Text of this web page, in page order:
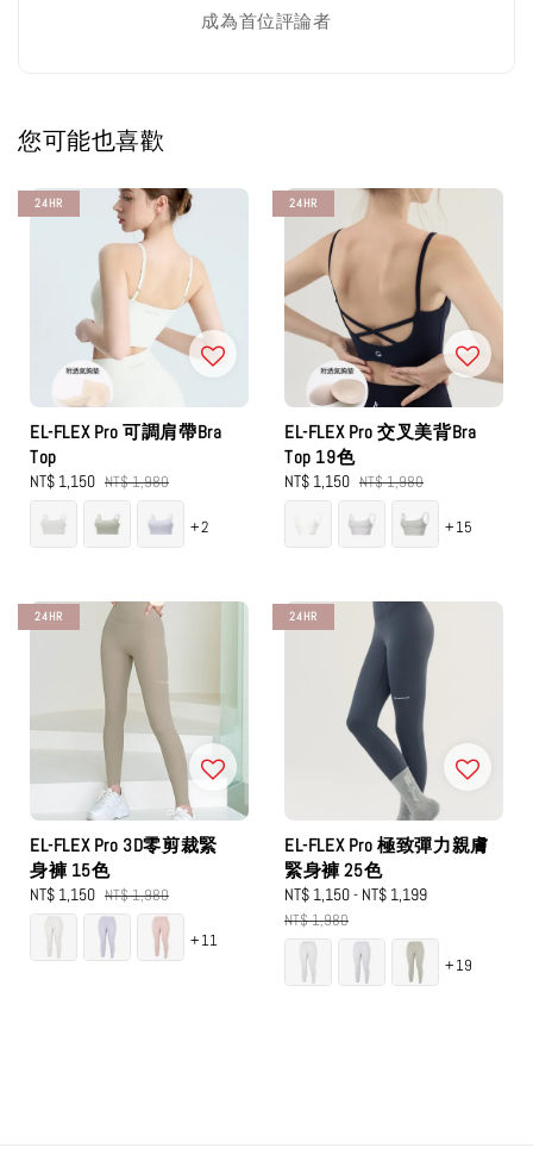
成為首位評論者
您可能也喜歡
24HR
EL-FLEX Pro 可調肩帶Bra
Top
Sale
price
NT$ 1,150 Regular
price
NT$ 1,980
+2
24HR
EL-FLEX Pro 交叉美背Bra
Top 19色
Sale
price
NT$ 1,150 Regular
price
NT$ 1,980
+15
24HR
EL-FLEX Pro 3D零剪裁緊
身褲 15色
Sale
price
NT$ 1,150 Regular
price
NT$ 1,980
+11
24HR
EL-FLEX Pro 極致彈力親膚
緊身褲 25色
Sale
price
NT$ 1,150- NT$ 1,199
NT$ 1,980
+19